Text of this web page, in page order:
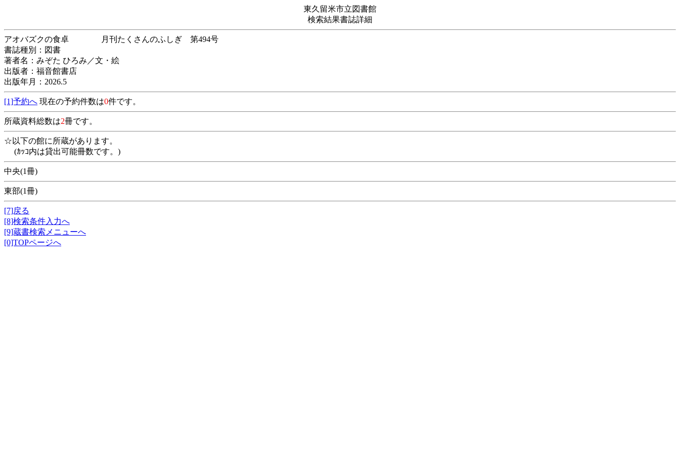
東久留米市立図書館
検索結果書誌詳細
アオバズクの食卓 月刊たくさんのふしぎ 第494号
書誌種別：図書
著者名：みぞた ひろみ／文・絵
出版者：福音館書店
出版年月：2026.5
[1]予約へ 現在の予約件数は0件です。
所蔵資料総数は2冊です。
☆以下の館に所蔵があります。
(ｶｯｺ内は貸出可能冊数です。)
中央(1冊)
東部(1冊)
[7]戻る
[8]検索条件入力へ
[9]蔵書検索メニューへ
[0]TOPページへ